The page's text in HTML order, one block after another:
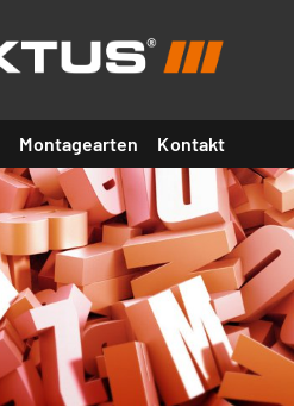
Montagearten Kontakt